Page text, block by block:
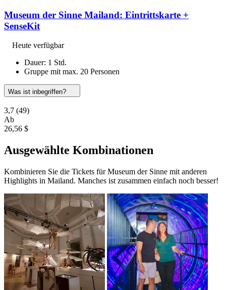
Museum der Sinne Mailand: Eintrittskarte +
SenseKit
Heute verfügbar
Dauer: 1 Std.
Gruppe mit max. 20 Personen
Was ist inbegriffen?
3,7 (49)
Ab
26,56 $
Ausgewählte Kombinationen
Kombinieren Sie die Tickets für Museum der Sinne mit anderen
Highlights in Mailand. Manches ist zusammen einfach noch besser!